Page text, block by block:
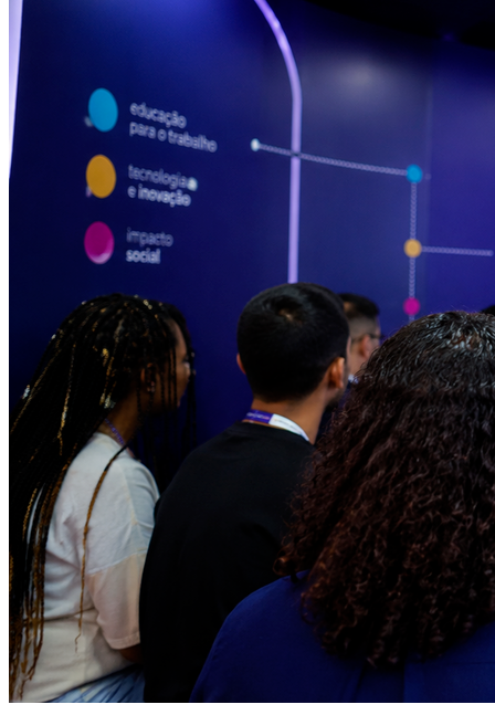
Vitória